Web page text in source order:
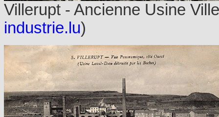
Villerupt - Ancienne Usine
industrie.lu)